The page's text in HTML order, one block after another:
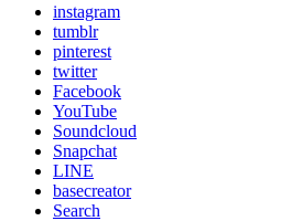
instagram
tumblr
pinterest
twitter
Facebook
YouTube
Soundcloud
Snapchat
LINE
basecreator
Search